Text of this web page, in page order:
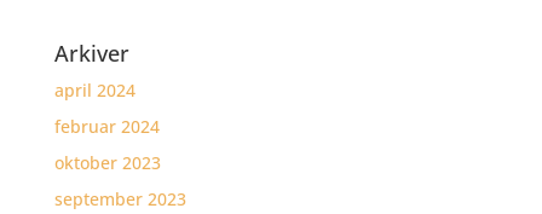
Arkiver
april 2024
februar 2024
oktober 2023
september 2023